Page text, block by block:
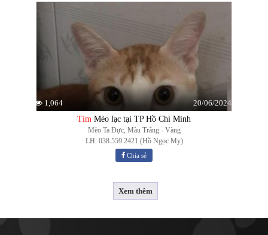
1,064
20/06/2024
Tìm Mèo lạc tại TP Hồ Chí Minh
Mèo Ta Đực, Màu Trắng - Vàng
LH: 038.559.2421 (Hồ Ngọc My)
Chia sẻ
Xem thêm